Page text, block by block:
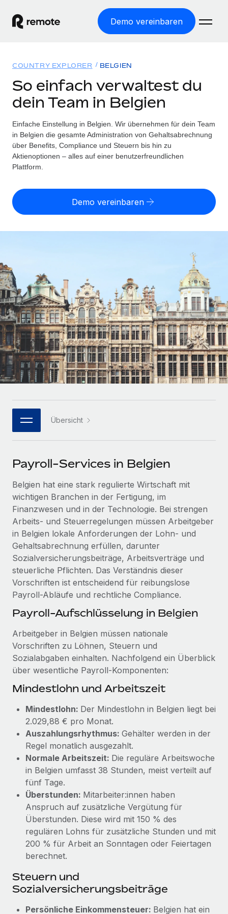
Demo vereinbaren
WELTWEITE BESCHÄFTIGUNG
Globale Payroll
Einfache, rechtssicher Payroll
Employer of Record
Weltweites Wachstum ohne Kosten für Niederlassungen
Contractor of Record
Rechtssichere, weltweite Arbeit mit Freelancer:innen
Globales Onboarding und Verwalten von
Auslagern von komplexen HR-Aufgaben
INFRASTRUKTUR
Remote Embedded
Nahtlose Integration der HR in bestehende Abläufe
Plattform
Integrierte HR-Kernfunktionen für dein Team
MCP
Integrationen
Tools
DIENSTLEISTUNGEN
Frag unsere Expert:innen
Hilfe von Expert:innen für globale HR & Compliance
Background-Checks
Einfacheres Bewerber:innen-Screening
Compliance Watchtower
Lückenlose Compliance
Geräteverwaltung
Globale Bereitstellung und Verfolgung von IT-
Geräten
Gründung von Niederlassungen
Niederlassungen
Mobilität und Relocation
Mühelose Relocation von Mitarbeiter:innen
Benefits
Mühelose Verwaltung von Benefits
Lösungen
WELTWEITE ABDECKUNG
Country Explorer
Länderspezifische Unterstützung bei der Einstellung
Einfache Einstellung in allen US-Bundesstaaten
Startups
Agile HR- und Payroll-Lösungen für wachsende
Unternehmen
Mittelstand
Maßgeschneiderte HR-Lösungen, um Teams zu
vergrößern
Enterprise
Globale HR für Konzerne und Großunternehmen
PARTNER WERDEN
Flexible Einbettung von Global-HR-Funktionen in deine
Entdecke die Möglichkeiten einer Partnerschaft
Remote Build
Demnächst verfügbar
Beratung zu Integrationen und KI-Automatisierung
So hat der KI-Vorreiter Weaviate sein Team mit
Remote um 120 % vergrößert
Weaviate auf einen Blick Weaviate entwickelt KI-basierte
Open-Source-Infrastrukturen. Das...
Mehr erfahren
Strategische Partnerschaft zwischen
Management und Payroll
Reverse Tech auf einen Blick Das Gesundheits- und
Wellness-Startup Reverse Tech hat das globale...
Mehr erfahren
Ressourcen
TOOLS UND RECHNER
Scheinselbstständigkeitsrisiko berechnen
Personalkostenrechner
Informationen zu möglichen Währungen und
Abwicklungsfristen für globale Freelancer:innen
LERNEN MIT REMOTE
Forschung und Leitfäden
Fallstudien
HR-Glossar
Bibliothek für Stellenbeschreibungen
Webinare
Events
Newsroom
Informationen zu Gehältern und Qualifikationen
Insights Center
Hol dir Unterstützung
Alle Ressourcen anzeigen
BLOG
Globale Payroll
EOR und PEO
Contractor Management
BLOG
Neues zu Remote-Produkten: Integration mit
Gusto und Zero und Contractor Management
Plus
Auch im neuen Jahr wollen wir bei Remote Unternehmen
aller Größen dabei unterstützen, die beste...
Mehr erfahren
Wie Phiture 55 Mitarbeiter:innen in 19 Ländern
Phiture ist der unumstrittene Marktführer im Bereich der
Preise
Français
Deutsch
Español
Italiano
Português (Portugal)
한국어
COUNTRY EXPLORER BELGIEN
So einfach verwaltest du
dein Team in Belgien
Einfache Einstellung in Belgien. Wir übernehmen für dein Team
in Belgien die gesamte Administration von Gehaltsabrechnung
über Benefits, Compliance und Steuern bis hin zu
Aktienoptionen – alles auf einer benutzerfreundlichen
Plattform.
Demo vereinbaren
Übersicht
Payroll-Services in Belgien
Belgien hat eine stark regulierte Wirtschaft mit
wichtigen Branchen in der Fertigung, im
Finanzwesen und in der Technologie. Bei strengen
Arbeits- und Steuerregelungen müssen Arbeitgeber
in Belgien lokale Anforderungen der Lohn- und
Gehaltsabrechnung erfüllen, darunter
Sozialversicherungsbeiträge, Arbeitsverträge und
steuerliche Pflichten. Das Verständnis dieser
Vorschriften ist entscheidend für reibungslose
Payroll-Abläufe und rechtliche Compliance.
Payroll-Aufschlüsselung in Belgien
Arbeitgeber in Belgien müssen nationale
Vorschriften zu Löhnen, Steuern und
Sozialabgaben einhalten. Nachfolgend ein Überblick
über wesentliche Payroll-Komponenten:
Mindestlohn und Arbeitszeit
Mindestlohn: Der Mindestlohn in Belgien liegt bei
2.029,88 € pro Monat.
Auszahlungsrhythmus: Gehälter werden in der
Regel monatlich ausgezahlt.
Normale Arbeitszeit: Die reguläre Arbeitswoche
in Belgien umfasst 38 Stunden, meist verteilt auf
fünf Tage.
Überstunden: Mitarbeiter:innen haben
Anspruch auf zusätzliche Vergütung für
Überstunden. Diese wird mit 150 % des
regulären Lohns für zusätzliche Stunden und mit
200 % für Arbeit an Sonntagen oder Feiertagen
berechnet.
Steuern und
Sozialversicherungsbeiträge
Persönliche Einkommensteuer: Belgien hat ein